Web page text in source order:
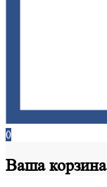
0
Вашакорзина